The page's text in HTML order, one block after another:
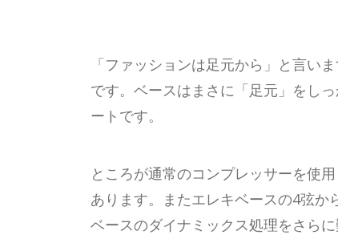
「ファッションは足元から」と言い
です。ベースはまさに「足元」をし
ートです。
ところが通常のコンプレッサーを使
あります。またエレキベースの4弦
ベースのダイナミックス処理をさらに